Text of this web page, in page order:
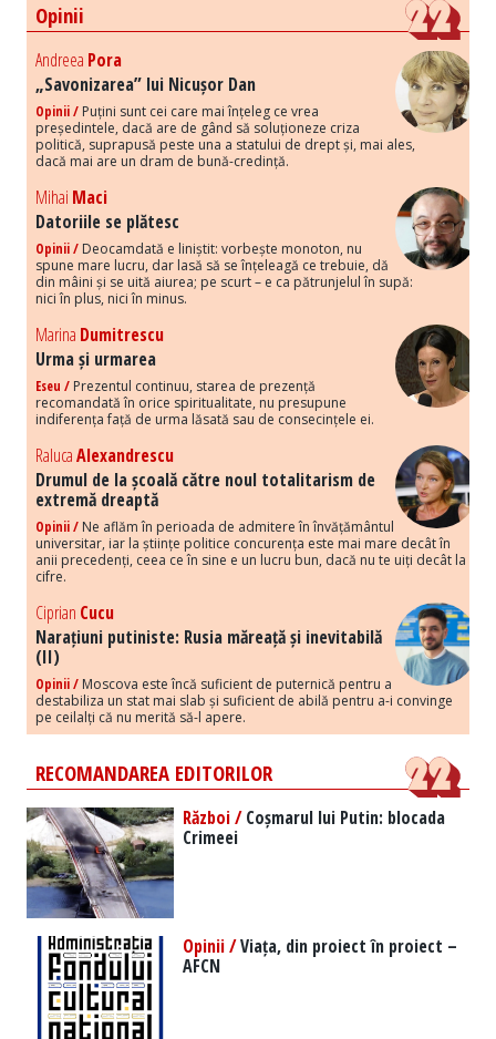
Opinii
Andreea Pora
„Savonizarea” lui Nicușor Dan
Opinii / Puțini sunt cei care mai înțeleg ce vrea
președintele, dacă are de gând să soluționeze criza
politică, suprapusă peste una a statului de drept și, mai ales,
dacă mai are un dram de bună-credință.
Mihai Maci
Datoriile se plătesc
Opinii / Deocamdată e liniștit: vorbește monoton, nu
spune mare lucru, dar lasă să se înțeleagă ce trebuie, dă
din mâini și se uită aiurea; pe scurt – e ca pătrunjelul în supă:
nici în plus, nici în minus.
Marina Dumitrescu
Urma și urmarea
Eseu / Prezentul continuu, starea de prezență
recomandată în orice spiritualitate, nu presupune
indiferența față de urma lăsată sau de consecințele ei.
RalucaAlexandrescu
Drumul de la școală către noul totalitarism de
extremă dreaptă
Opinii / Ne aflăm în perioada de admitere în învățământul
universitar, iar la științe politice concurența este mai mare decât în
anii precedenți, ceea ce în sine e un lucru bun, dacă nu te uiți decât la
cifre.
Ciprian Cucu
Narațiuni putiniste: Rusia măreață și inevitabilă
(II)
Opinii / Moscova este încă suficient de puternică pentru a
destabiliza un stat mai slab și suficient de abilă pentru a-i convinge
pe ceilalți că nu merită să-l apere.
RECOMANDAREA EDITORILOR
Război /Coșmarul lui Putin: blocada
Crimeei
Opinii /Viața, din proiect în proiect –
AFCN